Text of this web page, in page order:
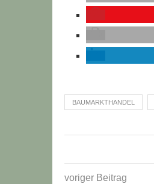
BAUMARKTHANDEL
voriger Beitrag